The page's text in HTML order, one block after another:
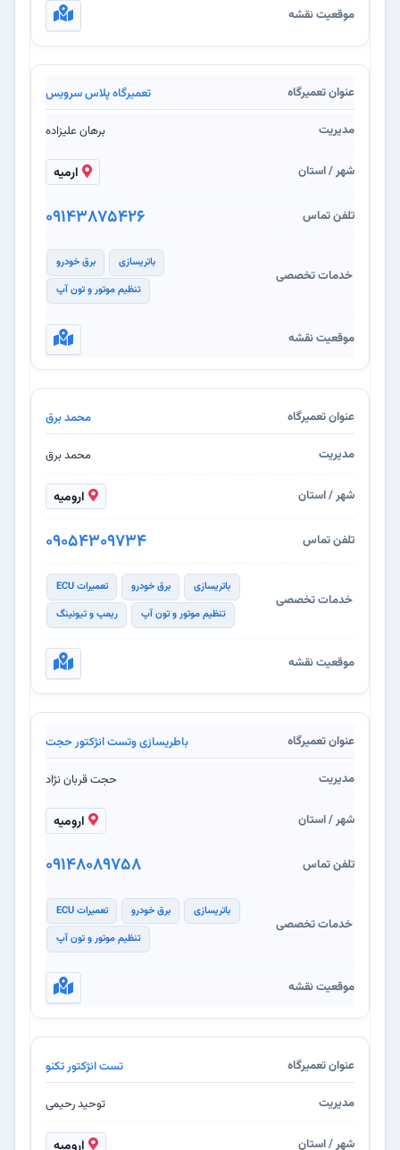
تعمیرگاه پلاس سرویس
برهان علیزاده
ارمیه
09143875426
باتریسازی
برق خودرو
تنظیم موتور و تون آپ
محمد برق
محمد برق
اروميه
09054309734
باتریسازی برق خودرو
تعمیرات ECU
تنظیم موتور و تون آپ
ریمپ و تیونینگ
باطریسازی وتست انژکتور حجت
حجت قربان نژاد
ارومیه
۰۹۱۴۸۰۸۹۷۵۸
باتریسازی برق خودرو
تعمیرات ECU
تنظیم موتور و تون آپ
تست انژکتور تکنو
توحید رحیمی
ارومیه